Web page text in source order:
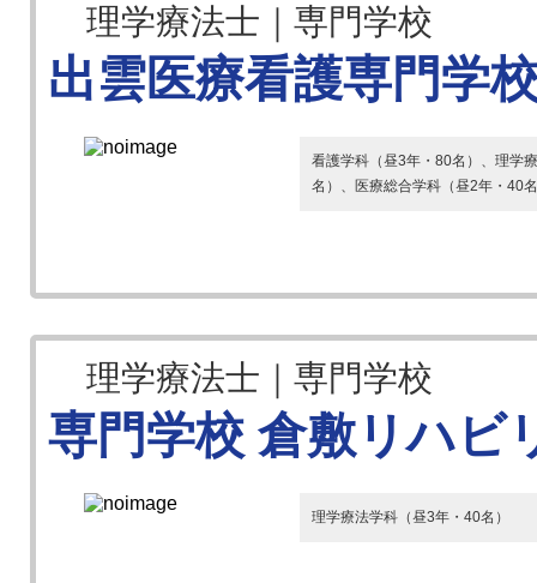
理学療法士｜専門学校
出雲医療看護専門学
看護学科（昼3年・80名）、理学
名）、医療総合学科（昼2年・40
理学療法士｜専門学校
専門学校 倉敷リハビ
理学療法学科（昼3年・40名）